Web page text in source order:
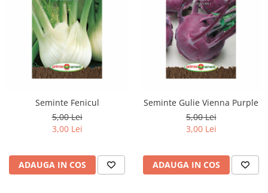
Seminte Fenicul
5,00 Lei
3,00 Lei
ADAUGA IN COS
Seminte Gulie Vienna Purple
5,00 Lei
3,00 Lei
ADAUGA IN COS